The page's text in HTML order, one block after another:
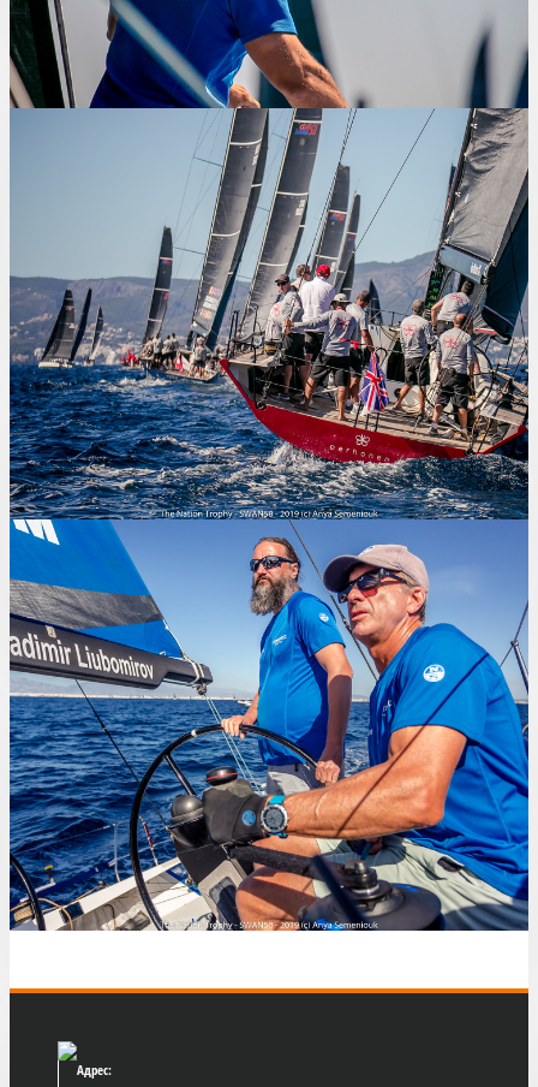
Адрес: